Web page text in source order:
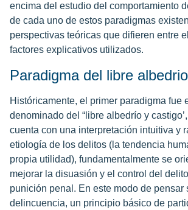
encima del estudio del comportamiento
de cada uno de estos paradigmas
perspectivas teóricas que difieren entre
factores explicativos utilizados.
Paradigma del libre
Históricamente, el primer paradigma fue
denominado del “libre albedrío y
cuenta con una interpretación intuitiva y
etiología de los delitos (la tendencia
propia utilidad), fundamentalmente se
mejorar la disuasión y el control del
punición penal. En este modo de pensar
delincuencia, un principio básico de